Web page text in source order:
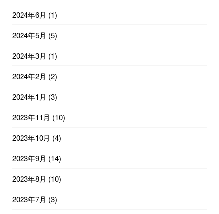
2024年6月 (1)
2024年5月 (5)
2024年3月 (1)
2024年2月 (2)
2024年1月 (3)
2023年11月 (10)
2023年10月 (4)
2023年9月 (14)
2023年8月 (10)
2023年7月 (3)